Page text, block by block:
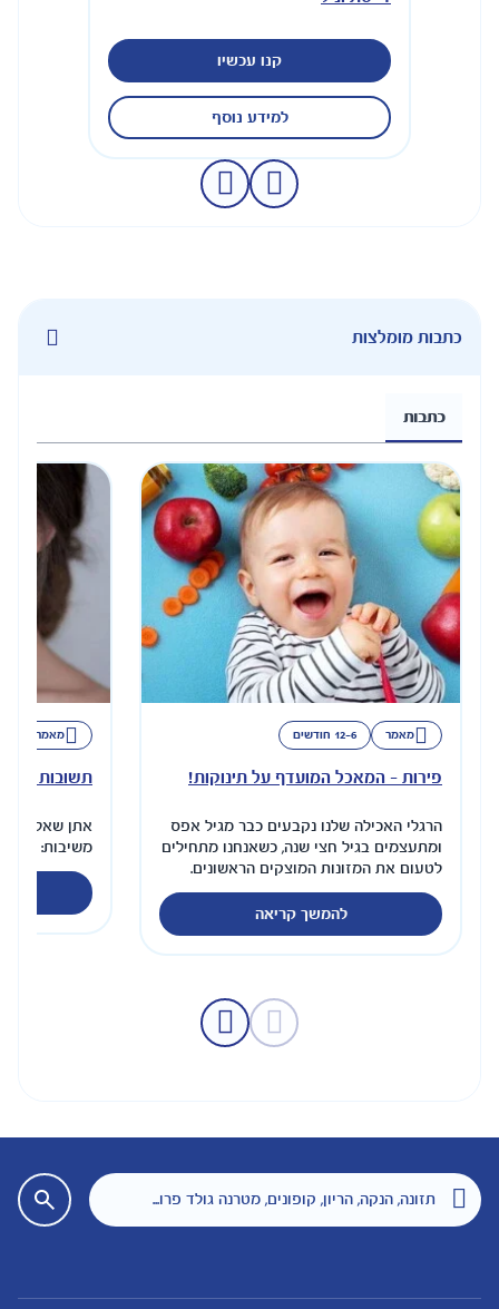
קנו עכשיו
למידע נוסף
כתבות מומלצות
כתבות
מאמר 12-6 חודשים
פירות - המאכל המועדף על תינוקות!
הרגלי האכילה שלנו נקבעים כבר מגיל אפס
ומתעצמים בגיל חצי שנה, כשאנחנו מתחילים
לטעום את המזונות המוצקים הראשונים.
להמשך קריאה
מאמר
תשובות
אתן שאלתן את
משיבות: